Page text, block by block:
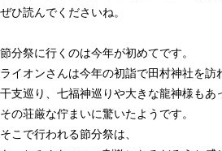
ぜひ読んでくださいね。
節分祭に行くのは今年が初めてです。
ライオンさんは今年の初詣で田村神社を訪
干支巡り、七福神巡りや大きな龍神様もあ
その荘厳な佇まいに驚いたようです。
そこで行われる節分祭は、